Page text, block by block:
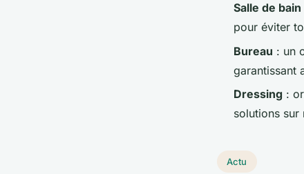
Salle de bain
pour éviter
Bureau : un
garantissant
Dressing :
solutions sur
Actu